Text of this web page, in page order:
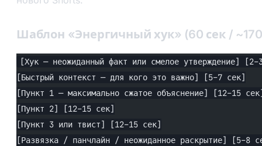
Шаблон «Энергичный хук» (60 сек /
[Хук — неожиданный факт или смелое утверждение]
[Быстрый контекст — для кого это важно] [5–7 сек]
[Пункт 1 — максимально сжатое объяснение] [12–15
[Пункт 2] [12–15 сек]
[Пункт 3 или твист] [12–15 сек]
[Развязка / панчлайн / неожиданное раскрытие] [5–8